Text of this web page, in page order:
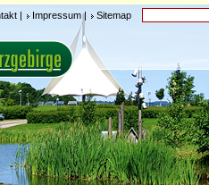
| Impressum| Sitemap